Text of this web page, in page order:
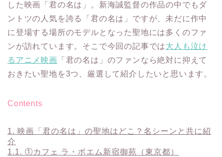
した映画「君の名は」。新海誠監督の作品の中でもダ
ントツの人気を誇る「君の名は」ですが、未だに作中
に登場する場所のモデルとなった聖地には多くのファ
ンが訪れています。そこで今回の記事では大人も泣け
るアニメ映画 「君の名は」のファンなら絶対に抑えて
おきたい聖地を3つ、厳選して紹介したいと思います。
Contents
1. 映画「君の名は」の聖地はどこ？名シーンと共に紹
介
1.1. ①カフェ ラ・ボエム新宿御苑（東京都）